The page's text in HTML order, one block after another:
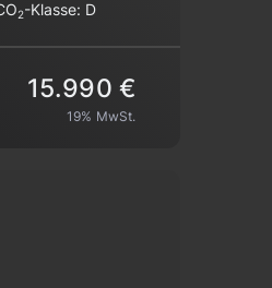
2-Klasse: D
15.990 €
19% MwSt.